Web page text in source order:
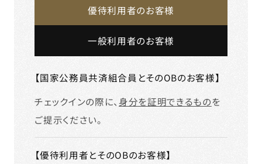
優待利用者のお客様
一般利用者のお客様
【国家公務員共済組合員とそのOBのお客様】
チェックインの際に、身分を証明できるものを
ご提示ください。
【優待利用者とそのOBのお客様】